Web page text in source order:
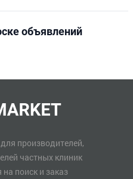
объявлений
производителей,
частных клиник
поиск и заказ